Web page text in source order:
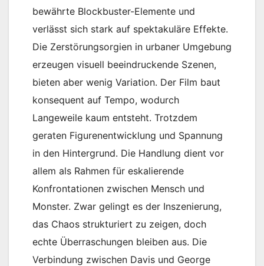
bewährte Blockbuster-Elemente und
verlässt sich stark auf spektakuläre Effekte.
Die Zerstörungsorgien in urbaner Umgebung
erzeugen visuell beeindruckende Szenen,
bieten aber wenig Variation. Der Film baut
konsequent auf Tempo, wodurch
Langeweile kaum entsteht. Trotzdem
geraten Figurenentwicklung und Spannung
in den Hintergrund. Die Handlung dient vor
allem als Rahmen für eskalierende
Konfrontationen zwischen Mensch und
Monster. Zwar gelingt es der Inszenierung,
das Chaos strukturiert zu zeigen, doch
echte Überraschungen bleiben aus. Die
Verbindung zwischen Davis und George